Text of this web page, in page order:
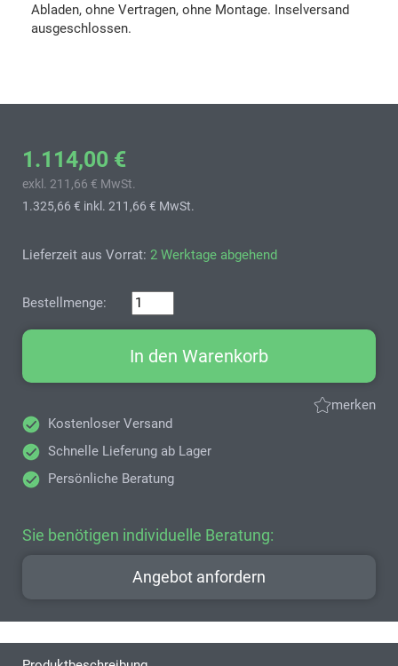
Abladen, ohne Vertragen, ohne Montage. Inselversand
ausgeschlossen.
1.114,00 €
exkl. 211,66 € MwSt.
1.325,66 € inkl. 211,66 € MwSt.
Lieferzeit aus Vorrat: 2 Werktage abgehend
Bestellmenge:
In den Warenkorb
merken
Kostenloser Versand
Schnelle Lieferung ab Lager
Persönliche Beratung
Sie benötigen individuelle Beratung:
Angebot anfordern